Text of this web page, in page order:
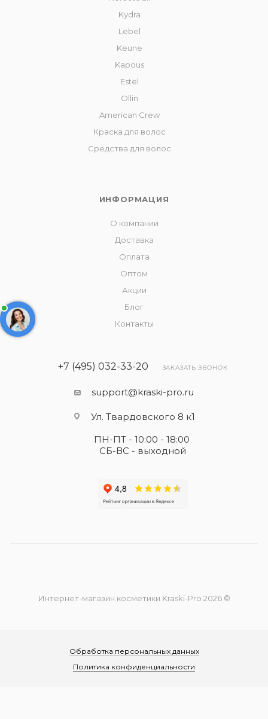
Kydra
Lebel
Keune
Kapous
Estel
Ollin
American Crew
Краска для волос
Средства для волос
ИНФОРМАЦИЯ
О компании
Доставка
Оплата
Оптом
Акции
Блог
Контакты
+7 (495) 032-33-20 ЗАКАЗАТЬ ЗВОНОК
support@kraski-pro.ru
Ул. Твардовского 8 к1
ПН-ПТ - 10:00 - 18:00
СБ-ВС - выходной
Интернет-магазин косметики Kraski-Pro 2026 ©
Обработка персональных данных
Политика конфиденциальности